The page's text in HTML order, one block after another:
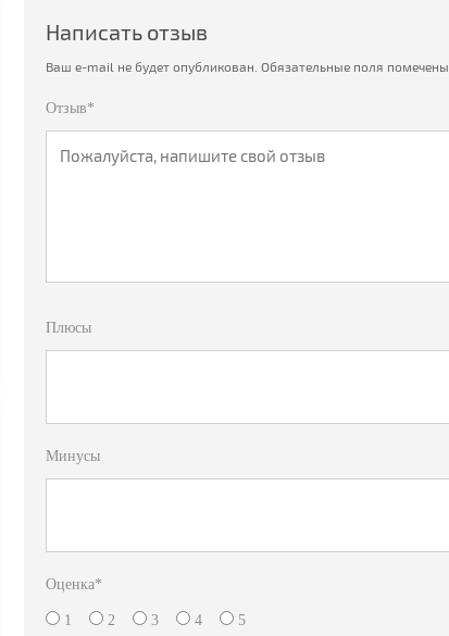
Написать отзыв
Ваш e-mail не будет опубликован. Обязательные поля помечены
Отзыв*
Плюсы
Минусы
Оценка*
1 2 3 4 5